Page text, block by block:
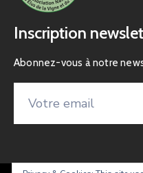
Inscription
Abonnez-vous à notre